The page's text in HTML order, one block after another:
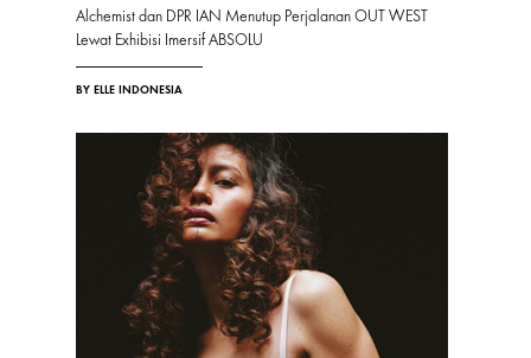
Alchemist dan DPR IAN Menutup Perjalanan OUT WEST
Lewat Exhibisi Imersif ABSOLU
BY ELLE INDONESIA